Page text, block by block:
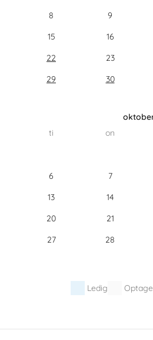
8 9
15 16
22 23
29
30
ti on
6 7
13 14
20 21
27 28
Ledig